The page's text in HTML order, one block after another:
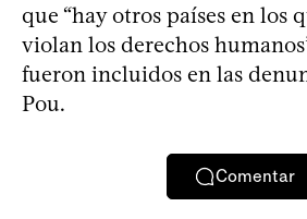
que “hay otros países en los
violan los derechos
fueron incluidos en las
Pou.
Comentar